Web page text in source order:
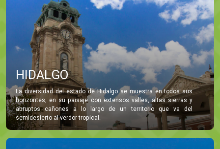
HIDALGO
La diversidad del estado de Hidalgo se muestra en todos sus
horizontes, en su paisaje con extensos valles, altas sierras y
abruptos cañones a lo largo de un territorio que va del
semidesierto al verdor tropical.